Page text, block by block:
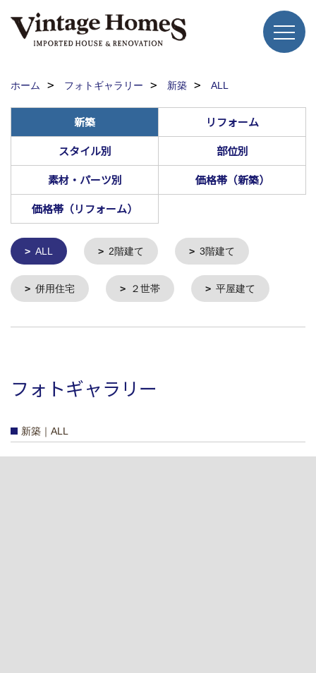
ホーム フォトギャラリー 新築 ALL
新築
リフォーム
スタイル別
部位別
素材・パーツ別
価格帯（新築）
価格帯（リフォーム）
ALL 2階建て 3階建て
併用住宅 ２世帯 平屋建て
フォトギャラリー
新築｜ALL